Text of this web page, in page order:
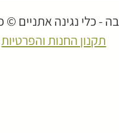
- כלי נגינה אתניים © כל
תקנון החנות והפרטיות